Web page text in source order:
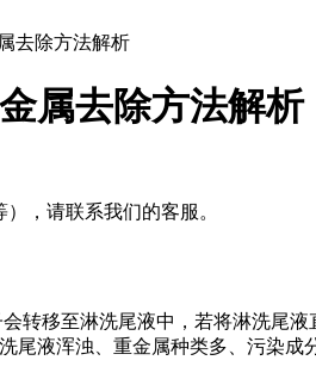
去除方法解析
属去除方法解析
，请联系我们的客服。
移至淋洗尾液中，若将淋洗尾
液浑浊、重金属种类多、污染成